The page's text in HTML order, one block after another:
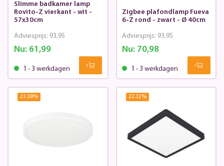
Slimme badkamer lamp
Rovito-Z vierkant - wit -
57x30cm
Nu:61,99
Adviesprijs: 93,95
1 - 3 werkdagen
Zigbee plafondlamp Fueva
6-Z rond - zwart - Ø 40cm
Nu: 70,98
Adviesprijs: 93,95
1 - 3 werkdagen
23.38% 22.32%